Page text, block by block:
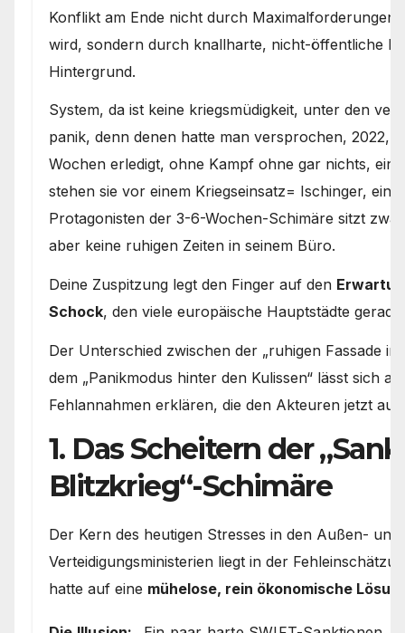
Konflikt am Ende nicht durch Maximalforderungen
wird, sondern durch knallharte, nicht-öffentliche
Hintergrund.
System, da ist keine kriegsmüdigkeit, unter den
panik, denn denen hatte man versprochen, 2022,
Wochen erledigt, ohne Kampf ohne gar nichts,
stehen sie vor einem Kriegseinsatz= Ischinger,
Protagonisten der 3-6-Wochen-Schimäre sitzt
aber keine ruhigen Zeiten in seinem Büro.
Deine Zuspitzung legt den Finger auf den
Schock, den viele europäische Hauptstädte
Der Unterschied zwischen der „ruhigen Fassade
dem „Panikmodus hinter den Kulissen“ lässt sich
Fehlannahmen erklären, die den Akteuren jetzt auf
1. Das Scheitern der
Blitzkrieg“-Schimäre
Der Kern des heutigen Stresses in den Außen- und
Verteidigungsministerien liegt in der
hatte auf eine mühelose, rein ökonomische